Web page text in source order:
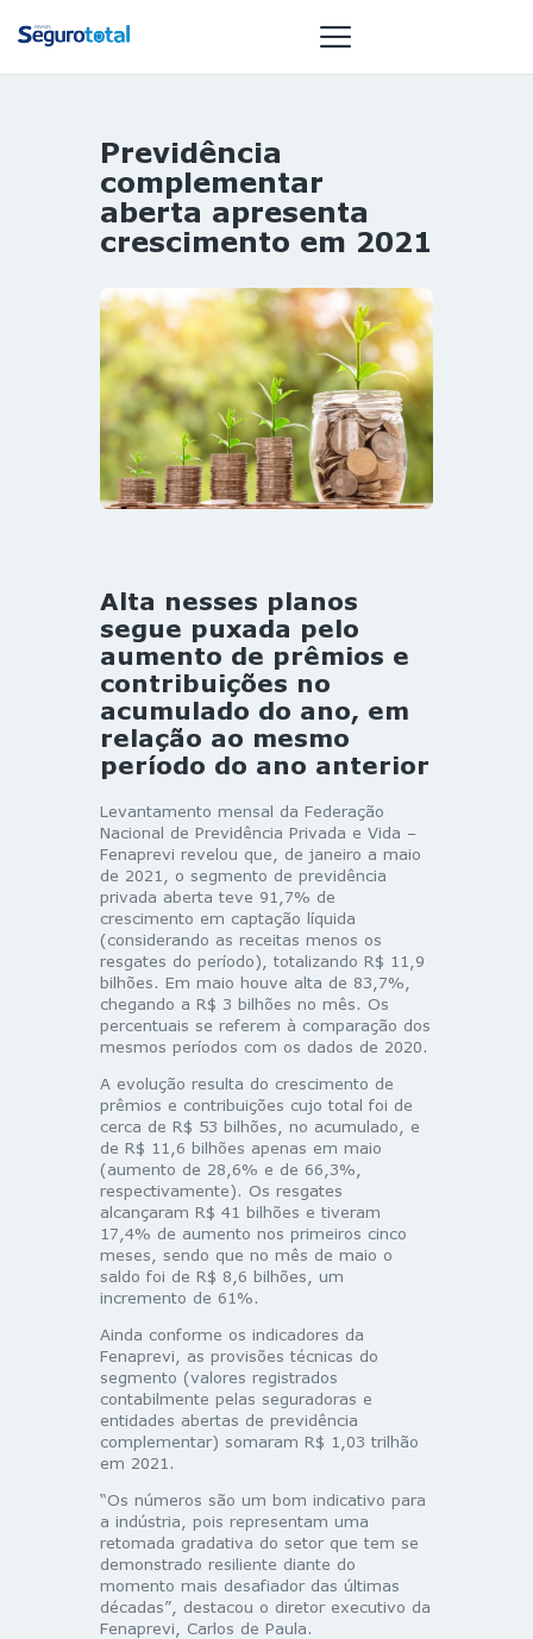
NOTÍCIAS
REVISTA
ESPECIAIS
OURO
ST SUMMIT
MULHERES
GESTORAS
HOMEST
HOME
Previdência
complementar
aberta apresenta
crescimento em 2021
Alta nesses planos
segue puxada pelo
aumento de prêmios e
contribuições no
acumulado do ano, em
relação ao mesmo
período do ano anterior
Levantamento mensal da Federação
Nacional de Previdência Privada e Vida –
Fenaprevi revelou que, de janeiro a maio
de 2021, o segmento de previdência
privada aberta teve 91,7% de
crescimento em captação líquida
(considerando as receitas menos os
resgates do período), totalizando R$ 11,9
bilhões. Em maio houve alta de 83,7%,
chegando a R$ 3 bilhões no mês. Os
percentuais se referem à comparação dos
mesmos períodos com os dados de 2020.
A evolução resulta do crescimento de
prêmios e contribuições cujo total foi de
cerca de R$ 53 bilhões, no acumulado, e
de R$ 11,6 bilhões apenas em maio
(aumento de 28,6% e de 66,3%,
respectivamente). Os resgates
alcançaram R$ 41 bilhões e tiveram
17,4% de aumento nos primeiros cinco
meses, sendo que no mês de maio o
saldo foi de R$ 8,6 bilhões, um
incremento de 61%.
Ainda conforme os indicadores da
Fenaprevi, as provisões técnicas do
segmento (valores registrados
contabilmente pelas seguradoras e
entidades abertas de previdência
complementar) somaram R$ 1,03 trilhão
em 2021.
“Os números são um bom indicativo para
a indústria, pois representam uma
retomada gradativa do setor que tem se
demonstrado resiliente diante do
momento mais desafiador das últimas
décadas”, destacou o diretor executivo da
Fenaprevi, Carlos de Paula.